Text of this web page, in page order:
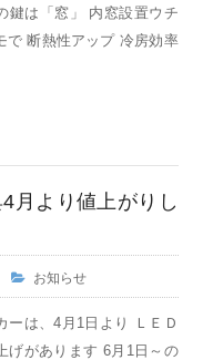
鍵は「窓」 内窓設置ウチ
で 断熱性アップ 冷房効率
月より値上がりし
お知らせ
ーは、4月1日より ＬＥＤ
げがあります 6月1日～の